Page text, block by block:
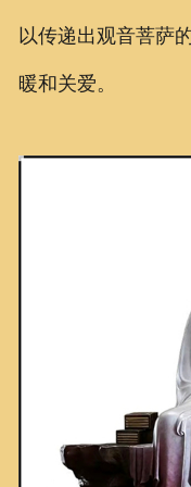
以传递出观音菩萨
暖和关爱。